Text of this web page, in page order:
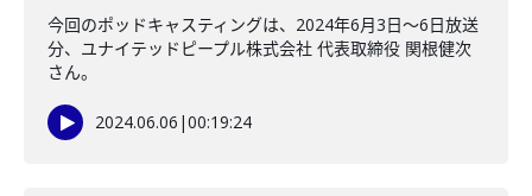
今回のポッドキャスティングは、2024年6月3日〜6日放送
分、ユナイテッドピープル株式会社 代表取締役 関根健次
さん。
2024.06.06 |00:19:24